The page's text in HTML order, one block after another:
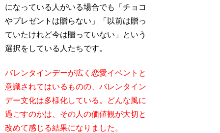
になっている人がいる場合でも「チョコ
やプレゼントは贈らない」「以前は贈っ
ていたけれど今は贈っていない」という
選択をしている人たちです。
バレンタインデーが広く恋愛イベントと
意識されてはいるものの、バレンタイン
デー文化は多様化している。どんな風に
過ごすのかは、その人の価値観が大切と
改めて感じる結果になりました。